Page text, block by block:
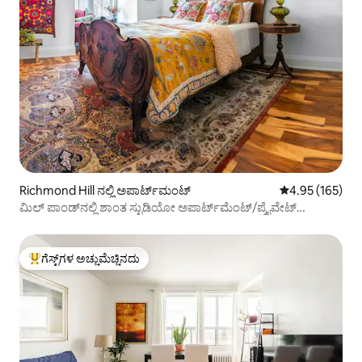
Richmond Hill ನಲ್ಲಿ ಅಪಾರ್ಟ್‌ಮಂಟ್ 5 ರಲ್ಲಿ 4.95
4.95 (165)
ಮಿಲ್ ಪಾಂಡ್‌ನಲ್ಲಿ ಶಾಂತ ಸ್ಟುಡಿಯೋ ಅಪಾರ್ಟ್‌ಮೆಂಟ್/ಪ್ರೈವೇಟ್
ಗೆಸ್ಟ್‌ಗಳಿಗೆ ಅತಿ ಹೆಚ್ಚು ಅಚ್ಚುಮೆಚ್ಚಿನದು
ಗೆಸ್ಟ್‌ಗಳ ಅಚ್ಚುಮೆಚ್ಚಿನದು